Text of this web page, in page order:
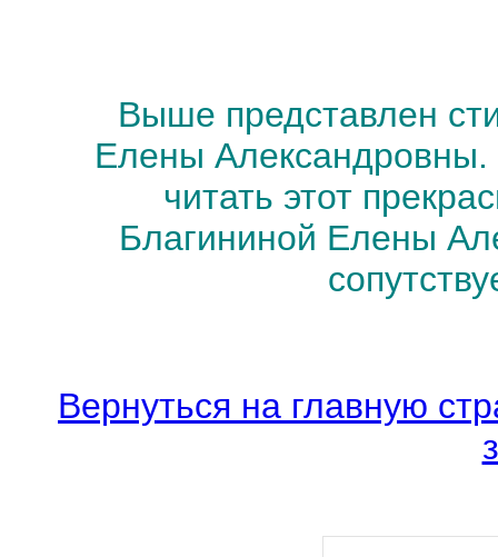
Выше представлен
Елены
читать этот
Благининой Елены
Вернуться на главную